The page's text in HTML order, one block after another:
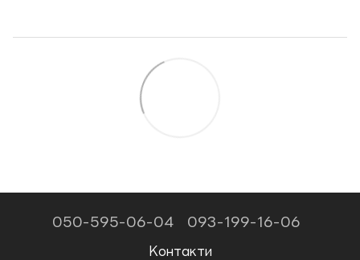
050-595-06-04 093-199-16-06
Контакти